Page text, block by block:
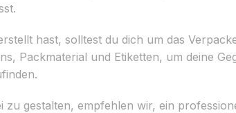
hast, solltest du dich um das
Packmaterial und Etiketten, um deine
zu gestalten, empfehlen wir, ein